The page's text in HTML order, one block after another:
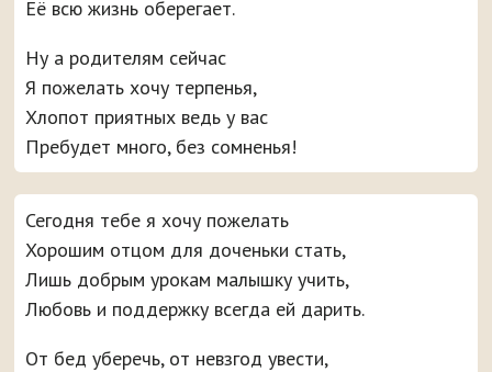
Её всю жизнь оберегает.
Ну а родителям сейчас
Я пожелать хочу терпенья,
Хлопот приятных ведь у вас
Пребудет много, без сомненья!
Сегодня тебе я хочу пожелать
Хорошим отцом для доченьки стать,
Лишь добрым урокам малышку учить,
Любовь и поддержку всегда ей дарить.
От бед уберечь, от невзгод увести,